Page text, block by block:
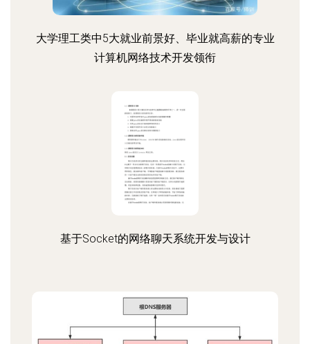
大学理工类中5大就业前景好、毕业就高薪的专业
计算机网络技术开发领衔
基于Socket的网络聊天系统开发与设计